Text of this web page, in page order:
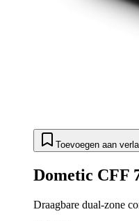
Toevoegen aan
Dometic CFF
Draagbare dual-zone